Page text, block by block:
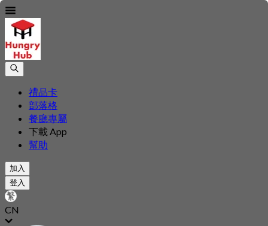
禮品卡
部落格
餐廳專屬
下載 App
幫助
加入
登入
CN